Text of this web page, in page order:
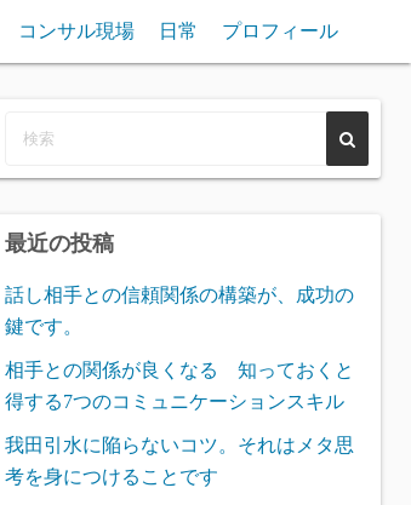
コンサル現場 日常 プロフィール
最近の投稿
話し相手との信頼関係の構築が、成功の
鍵です。
相手との関係が良くなる 知っておくと
得する7つのコミュニケーションスキル
我田引水に陥らないコツ。それはメタ思
考を身につけることです